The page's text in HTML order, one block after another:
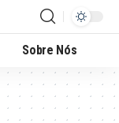
Sobre Nós